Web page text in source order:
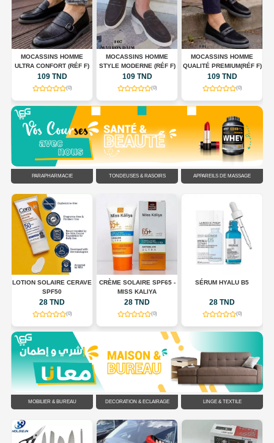
MOCASSINS HOMME
ULTRA CONFORT (RÉF F)
109 TND
(0)
MOCASSINS HOMME
STYLE MODERNE (RÉF F)
109 TND
(0)
MOCASSINS HOMME
QUALITÉ PREMIUM(RÉF F)
109 TND
(0)
PARAPHARMACIE TONDEUSES & RASOIRS APPAREILS DE MASSAGE
LOTION SOLAIRE CERAVE
SPF50
28 TND
(0)
CRÈME SOLAIRE SPF65 -
MISS KALIYA
28 TND
(0)
SÉRUM HYALU B5
28 TND
(0)
MOBILIER & BUREAU DÉCORATION & ÉCLAIRAGE LINGE & TEXTILE